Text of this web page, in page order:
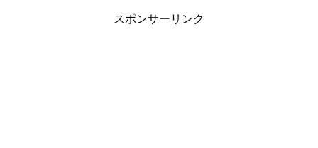
スポンサーリンク